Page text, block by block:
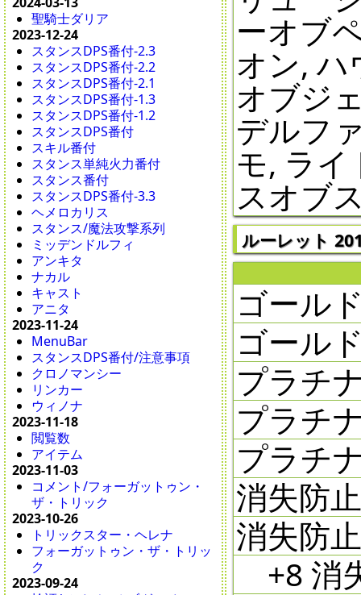
聖騎士ダリア
2023-12-24
スタンスDPS番付-2.3
スタンスDPS番付-2.2
スタンスDPS番付-2.1
スタンスDPS番付-1.3
スタンスDPS番付-1.2
スタンスDPS番付
スキル番付
スタンス単純火力番付
スタンス番付
スタンスDPS番付-3.3
ヘメロカリス
スタンス/魔法攻撃系列
ミッデンドルフィ
アンキタ
ナカル
キャスト
アニタ
2023-11-24
MenuBar
スタンスDPS番付/注意事項
クロノマンシー
リンカー
ウィノナ
2023-11-18
閲覧数
アイテム
2023-11-03
コメント/フォーガットゥン・
ザ・トリック
2023-10-26
トリックスター・ヘレナ
フォーガットゥン・ザ・トリッ
ク
2023-09-24
ーオブ
オン,
オブジ
デルフ
モ, ラ
スオブ
ルーレット
ゴール
ゴール
プラチ
プラチ
プラチ
消失防
消失防
+8 消